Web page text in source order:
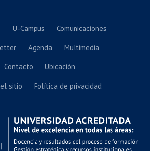
U-Campus Comunicaciones
Agenda Multimedia
Contacto Ubicación
sitio Política de privacidad